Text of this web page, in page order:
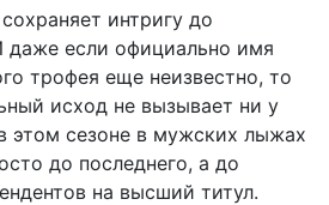
интригу до
даже если официально имя
трофея еще неизвестно, то
исход не вызывает ни у
этом сезоне в мужских лыжах
до последнего, а до
на высший титул.